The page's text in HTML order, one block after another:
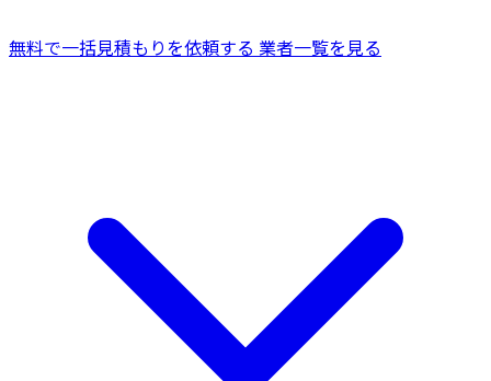
無料で一括見積もりを依頼する 業者一覧を見る